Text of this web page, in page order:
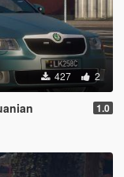
427 2
1.0